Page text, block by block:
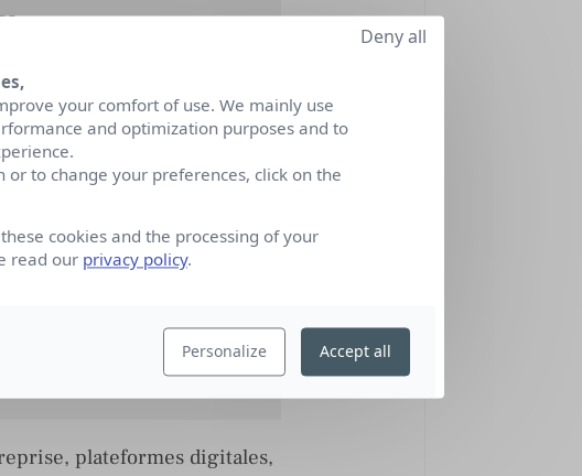
des Cogiteurs.
est l’occasion de
56 ans, c’est
accompagner de
communication de
plateformes digitales,
your comfort of use. We mainly use
and optimization purposes and to
or to change your preferences, click on the
cookies and the processing of your
read our privacy policy.
Personalize
Deny all
Accept all